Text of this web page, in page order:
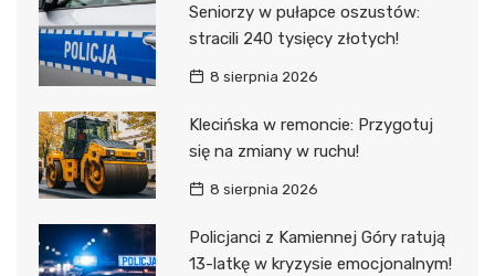
Seniorzy w pułapce oszustów:
stracili 240 tysięcy złotych!
8 sierpnia 2026
Klecińska w remoncie: Przygotuj
się na zmiany w ruchu!
8 sierpnia 2026
Policjanci z Kamiennej Góry ratują
13-latkę w kryzysie emocjonalnym!